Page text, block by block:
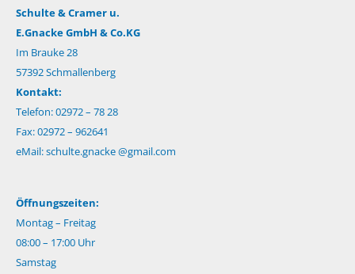
Schulte & Cramer u.
E.Gnacke GmbH & Co.KG
Im Brauke 28
57392 Schmallenberg
Kontakt:
Telefon: 02972 – 78 28
Fax: 02972 – 962641
eMail:schulte.gnacke @gmail.com
Öffnungszeiten:
Montag – Freitag
08:00 – 17:00 Uhr
Samstag